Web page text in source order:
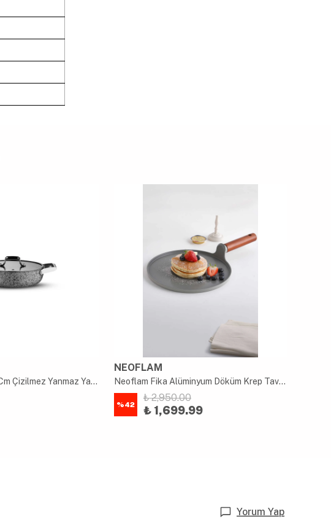
Brioni Stone-h 20 Cm Çizilmez Yanmaz Yapışmaz Indüksiyon Sahan
NEOFLAM
Neoflam Fika Alüminyum Döküm Krep Tava 26 Cm Gri
%42
₺ 2,950.00
₺ 1,699.99
Yorum Yap